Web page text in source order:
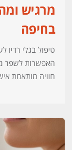
מרגיש
בחיפה
טיפול בגלי
האפשרות לשפר
חוויה מותאמת